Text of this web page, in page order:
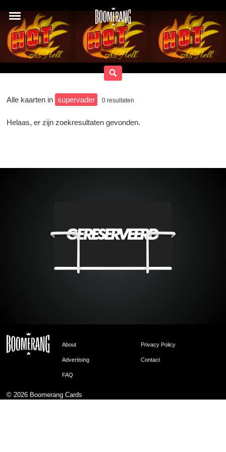
Alle kaarten in supervader 0 resultaten
Helaas, er zijn zoekresultaten gevonden.
About Privacy Policy
Advertising Contact
FAQ
© 2026 Boomerang Cards